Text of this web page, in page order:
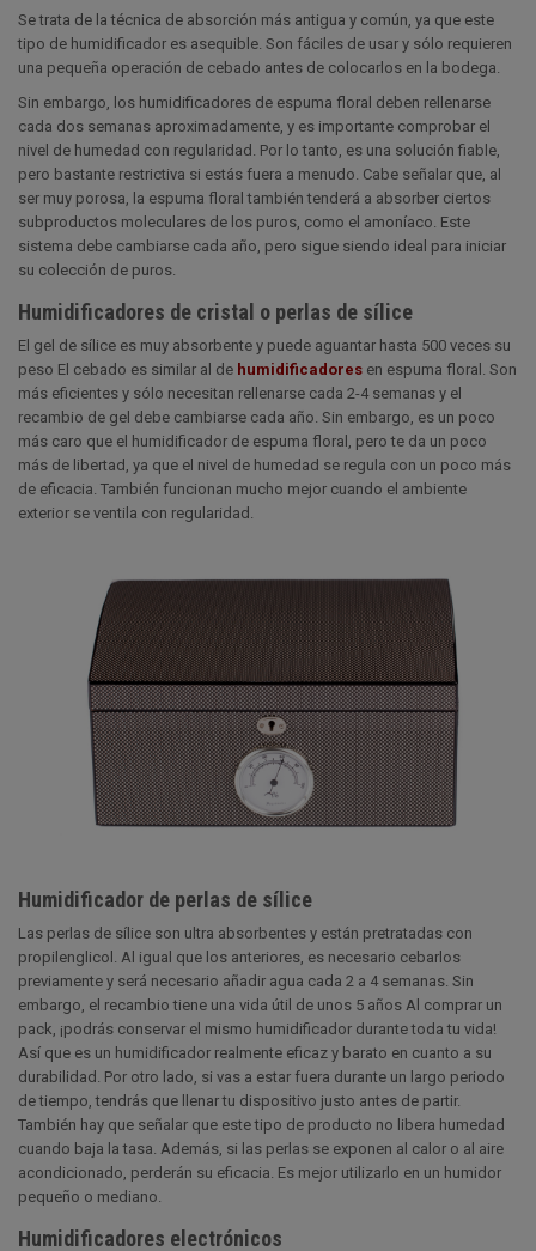
Se trata de la técnica de absorción más antigua y común, ya que este
tipo de humidificador es asequible. Son fáciles de usar y sólo requieren
una pequeña operación de cebado antes de colocarlos en la bodega.
Sin embargo, los humidificadores de espuma floral deben rellenarse
cada dos semanas aproximadamente, y es importante comprobar el
nivel de humedad con regularidad. Por lo tanto, es una solución fiable,
pero bastante restrictiva si estás fuera a menudo. Cabe señalar que, al
ser muy porosa, la espuma floral también tenderá a absorber ciertos
subproductos moleculares de los puros, como el amoníaco. Este
sistema debe cambiarse cada año, pero sigue siendo ideal para iniciar
su colección de puros.
Humidificadores de cristal o perlas de sílice
El gel de sílice es muy absorbente y puede aguantar hasta 500 veces su
peso El cebado es similar al de humidificadores en espuma floral. Son
más eficientes y sólo necesitan rellenarse cada 2-4 semanas y el
recambio de gel debe cambiarse cada año. Sin embargo, es un poco
más caro que el humidificador de espuma floral, pero te da un poco
más de libertad, ya que el nivel de humedad se regula con un poco más
de eficacia. También funcionan mucho mejor cuando el ambiente
exterior se ventila con regularidad.
Humidificador de perlas de sílice
Las perlas de sílice son ultra absorbentes y están pretratadas con
propilenglicol. Al igual que los anteriores, es necesario cebarlos
previamente y será necesario añadir agua cada 2 a 4 semanas. Sin
embargo, el recambio tiene una vida útil de unos 5 años Al comprar un
pack, ¡podrás conservar el mismo humidificador durante toda tu vida!
Así que es un humidificador realmente eficaz y barato en cuanto a su
durabilidad. Por otro lado, si vas a estar fuera durante un largo periodo
de tiempo, tendrás que llenar tu dispositivo justo antes de partir.
También hay que señalar que este tipo de producto no libera humedad
cuando baja la tasa. Además, si las perlas se exponen al calor o al aire
acondicionado, perderán su eficacia. Es mejor utilizarlo en un humidor
pequeño o mediano.
Humidificadores electrónicos